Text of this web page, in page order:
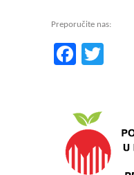
Preporučite nas: